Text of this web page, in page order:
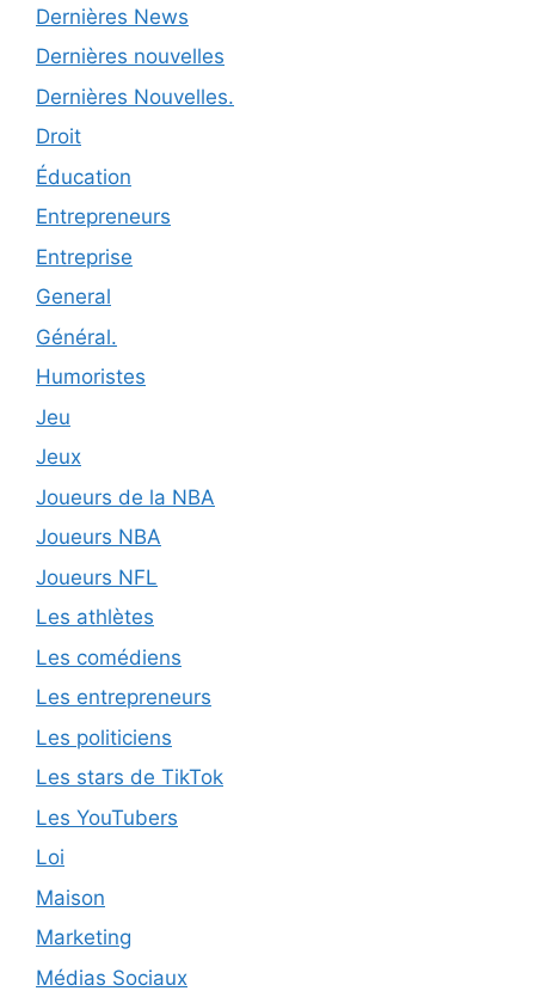
Dernières News
Dernières nouvelles
Dernières Nouvelles.
Droit
Éducation
Entrepreneurs
Entreprise
General
Général.
Humoristes
Jeu
Jeux
Joueurs de la NBA
Joueurs NBA
Joueurs NFL
Les athlètes
Les comédiens
Les entrepreneurs
Les politiciens
Les stars de TikTok
Les YouTubers
Loi
Maison
Marketing
Médias Sociaux